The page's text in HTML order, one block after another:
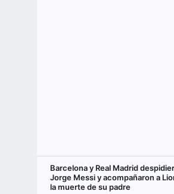
Barcelona y Real Madrid
Jorge Messi y acompañaron a
la muerte de su padre